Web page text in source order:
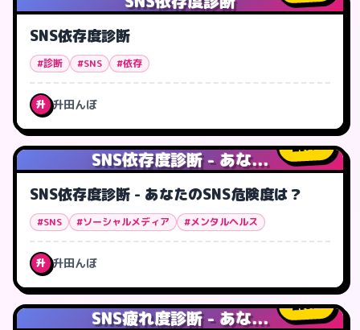
SNS依存度診断
#診断 #SNS #依存
升 升田んぼ
SNS依存度診断 - あな...
7人
SNS依存度診断 - あなたのSNS危険度は？
#SNS #ソーシャルメディア #メンタルヘルス
升 升田んぼ
SNS疲れ度診断 - あな...
0人